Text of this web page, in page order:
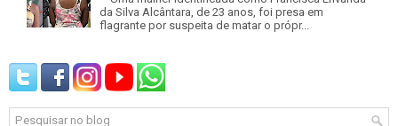
da Silva Alcântara, de 23 anos, foi presa em
flagrante por suspeita de matar o própr...